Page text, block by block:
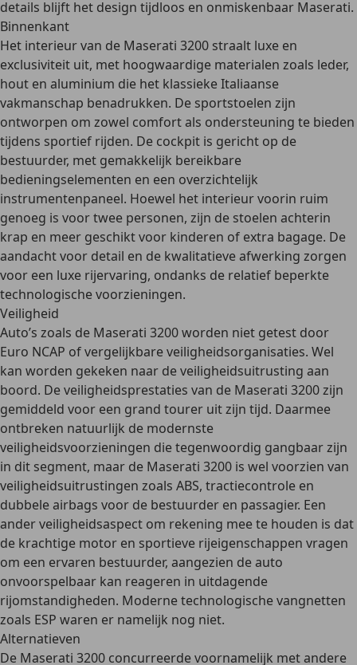
details blijft het design tijdloos en onmiskenbaar Maserati.
Binnenkant
Het interieur van de Maserati 3200 straalt luxe en
exclusiviteit uit, met hoogwaardige materialen zoals leder,
hout en aluminium die het klassieke Italiaanse
vakmanschap benadrukken. De sportstoelen zijn
ontworpen om zowel comfort als ondersteuning te bieden
tijdens sportief rijden. De cockpit is gericht op de
bestuurder, met gemakkelijk bereikbare
bedieningselementen en een overzichtelijk
instrumentenpaneel. Hoewel het interieur voorin ruim
genoeg is voor twee personen, zijn de stoelen achterin
krap en meer geschikt voor kinderen of extra bagage. De
aandacht voor detail en de kwalitatieve afwerking zorgen
voor een luxe rijervaring, ondanks de relatief beperkte
technologische voorzieningen.
Veiligheid
Auto’s zoals de Maserati 3200 worden niet getest door
Euro NCAP of vergelijkbare veiligheidsorganisaties. Wel
kan worden gekeken naar de veiligheidsuitrusting aan
boord. Deveiligheidsprestaties van de Maserati 3200 zijn
gemiddeld voor een grand tourer uit zijn tijd. Daarmee
ontbreken natuurlijk de modernste
veiligheidsvoorzieningen die tegenwoordig gangbaar zijn
in dit segment, maar de Maserati 3200 is wel voorzien van
veiligheidsuitrustingen zoals ABS, tractiecontrole en
dubbele airbags voor de bestuurder en passagier. Een
ander veiligheidsaspect om rekening mee te houden is dat
de krachtige motor en sportieve rijeigenschappen vragen
om een ervaren bestuurder, aangezien de auto
onvoorspelbaar kan reageren in uitdagende
rijomstandigheden. Moderne technologische vangnetten
zoals ESP waren er namelijk nog niet.
Alternatieven
De Maserati 3200 concurreerde voornamelijk met andere